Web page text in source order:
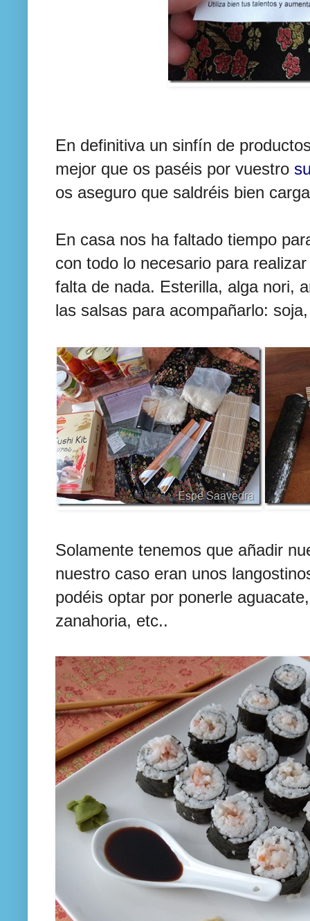
En definitiva un sinfín de
mejor que os paséis por vuestro
os aseguro que saldréis bien
En casa nos ha faltado tiempo
con todo lo necesario para
falta de nada. Esterilla, alga nori,
las salsas para acompañarlo:
Solamente tenemos que añadir
nuestro caso eran unos
podéis optar por ponerle
zanahoria, etc..